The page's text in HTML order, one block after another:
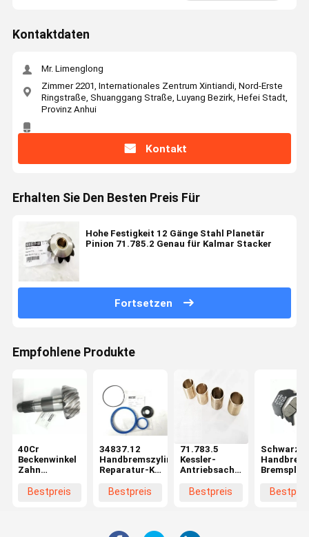
Kontaktdaten
Mr. Limenglong
Zimmer 2201, Internationales Zentrum Xintiandi, Nord-Erste
Ringstraße, Shuanggang Straße, Luyang Bezirk, Hefei Stadt,
Provinz Anhui
Kontakt
Erhalten Sie Den Besten Preis Für
Hohe Festigkeit 12 Gänge Stahl Planetär
Pinion 71.785.2 Genau für Kalmar Stacker
Fortsetzen
Empfohlene Produkte
40Cr
Beckenwinkel
Zahn
Kessler Achse
Bestpreis
34837.12
Handbremszylinder
Reparatur-Kit
Teile CE
Bestpreis
71.783.5
Kessler-
Antriebsachsellager,
Verschleißbeständig
Bestpreis
Schwarze
Teile